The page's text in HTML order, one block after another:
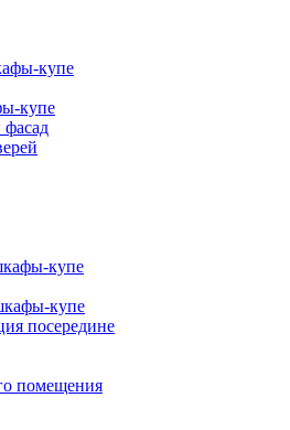
купе
купе
фасад
купе
купе
посередине
помещения